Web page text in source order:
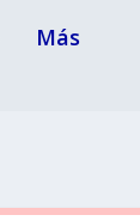
Más